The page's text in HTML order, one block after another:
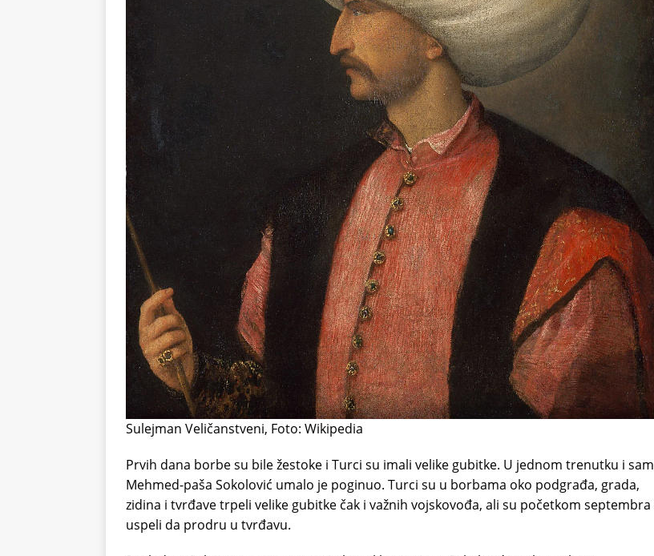
Sulejman Veličanstveni, Foto: Wikipedia
Prvih dana borbe su bile žestoke i Turci su imali velike gubitke. U jednom trenutku i sam
Mehmed-paša Sokolović umalo je poginuo. Turci su u borbama oko podgrađa, grada,
zidina i tvrđave trpeli velike gubitke čak i važnih vojskovođa, ali su početkom septembra
uspeli da prodru u tvrđavu.